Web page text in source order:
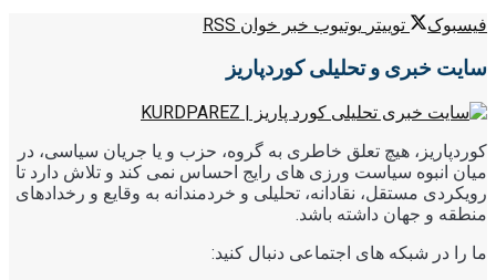
فیسبوک
توییتر یوتیوب خبر خوان RSS
سایت خبری و تحلیلی کوردپاریز
کوردپاریز، هیچ تعلق خاطری به گروه، حزب و یا جریان سیاسی، در
میان انبوه سیاست ورزی های رایج احساس نمی کند و تلاش دارد تا
رویکردی مستقل، نقادانه، تحلیلی و خردمندانه به وقایع و رخدادهای
منطقه و جهان داشته باشد.
ما را در شبکه های اجتماعی دنبال کنید: